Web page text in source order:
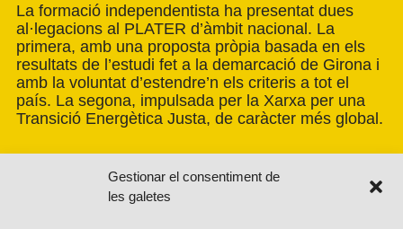
Gestionar el consentiment de
les galetes
La formació independentista ha presentat dues
al·legacions al PLATER d’àmbit nacional. La
primera, amb una proposta pròpia basada en els
resultats de l’estudi fet a la demarcació de Girona i
amb la voluntat d’estendre’n els criteris a tot el
país. La segona, impulsada per la Xarxa per una
Transició Energètica Justa, de caràcter més global.